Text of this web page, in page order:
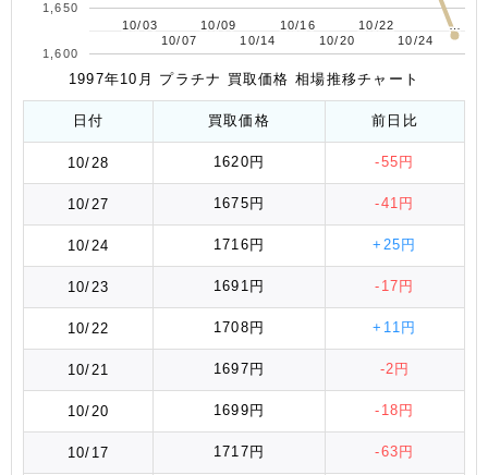
10/03
10/03
10/07
10/07
10/09
10/09
10/14
10/14
10/16
10/16
10/20
10/20
10/22
10/22
10/24
10/24
…
…
1,600
1,650
1997年10月 プラチナ 買取価格 相場推移チャート
日付 買取価格 前日比
10/28 1620円 -55円
10/27 1675円 -41円
10/24 1716円 +25円
10/23 1691円 -17円
10/22 1708円 +11円
10/21 1697円 -2円
10/20 1699円 -18円
10/17 1717円 -63円